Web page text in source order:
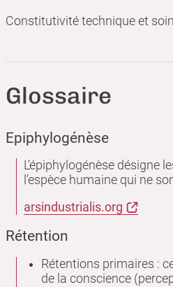
Glossaire
Epiphylogénèse
L’épiphylogénèse désigne
l’espèce humaine qui ne
arsindustrialis.org
Rétention
Rétentions primaires :
de la conscience